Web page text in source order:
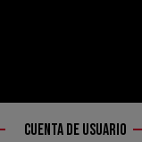
CUENTA DE USUARIO